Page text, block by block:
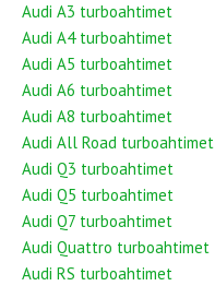
Audi A3 turboahtimet
Audi A4 turboahtimet
Audi A5 turboahtimet
Audi A6 turboahtimet
Audi A8 turboahtimet
Audi All Road turboahtimet
Audi Q3 turboahtimet
Audi Q5 turboahtimet
Audi Q7 turboahtimet
Audi Quattro turboahtimet
Audi RS turboahtimet